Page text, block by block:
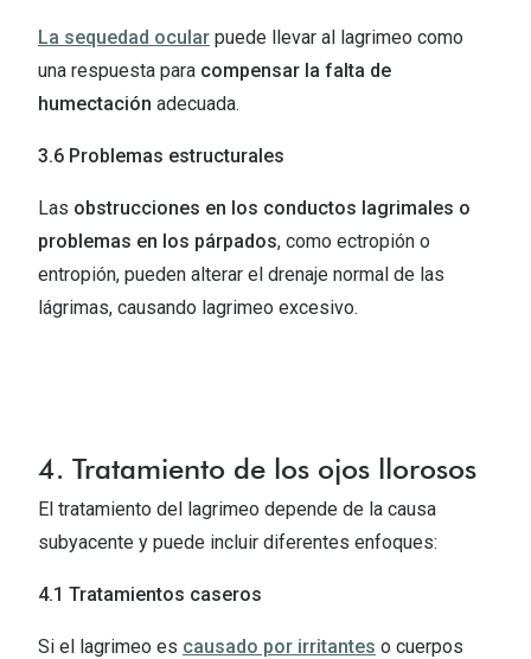
La sequedad ocular puede llevar al lagrimeo como
una respuesta para compensar la falta de
humectación adecuada.
3.6 Problemas estructurales
Las obstrucciones en los conductos lagrimales o
problemas en los párpados, como ectropión o
entropión, pueden alterar el drenaje normal de las
lágrimas, causando lagrimeo excesivo.
4. Tratamiento de los ojos llorosos
El tratamiento del lagrimeo depende de la causa
subyacente y puede incluir diferentes enfoques:
4.1 Tratamientos caseros
Si el lagrimeo es causado por irritantes o cuerpos